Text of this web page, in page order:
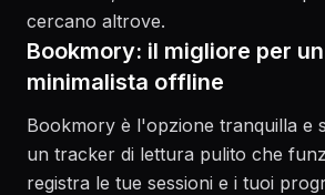
cercano altrove.
Bookmory: il migliore per
minimalista offline
Bookmory è l'opzione tranquilla e
un tracker di lettura pulito che
registra le tue sessioni e i tuoi